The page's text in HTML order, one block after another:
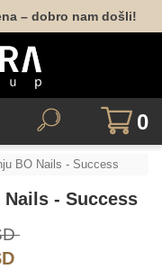
– dobro nam došli!
0
BO Nails - Success
- Success